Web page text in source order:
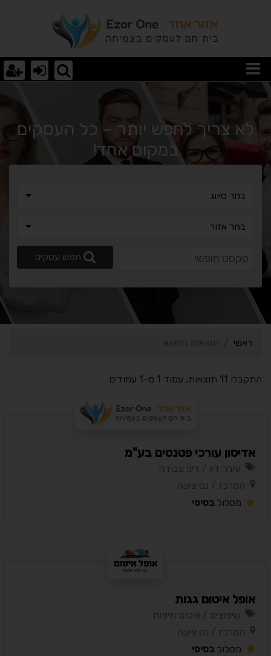
תוצאות חיפוש
לא צריך לחפש יותר – כל העסקים
במקום אחד!
בחר סיווג
בחר אזור
חפש עסקים
ראשי תוצאות חיפוש
התקבלו 11 תוצאות, עמוד 1 מ-1 עמודים
אדיסון עורכי פטנטים בע"מ
עורך דין / דיני עבודה
המרכז / נס ציונה
מסלול בסיסי
אופל איטום גגות
שיפוצים / איטום וזיפות
המרכז / נס ציונה
מסלול בסיסי